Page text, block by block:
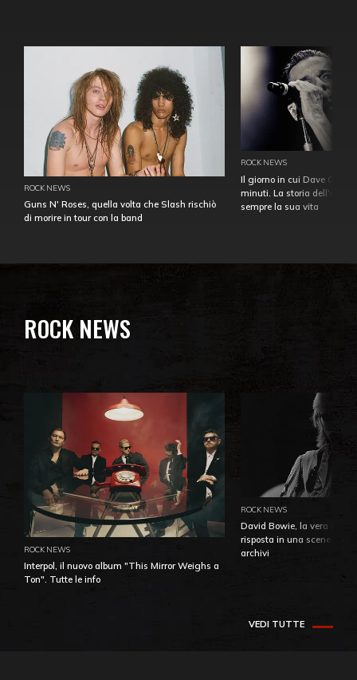
ROCK NEWS
Guns N' Roses, quella volta che Slash rischiò
di morire in tour con la band
ROCK NEWS
Il giorno in cui Dave
minuti. La storia
sempre la sua vita
ROCK NEWS
ROCK NEWS
Interpol, il nuovo album "This Mirror Weighs a
Ton". Tutte le info
ROCK NEWS
David Bowie, la vera
risposta in una
archivi
VEDI TUTTE